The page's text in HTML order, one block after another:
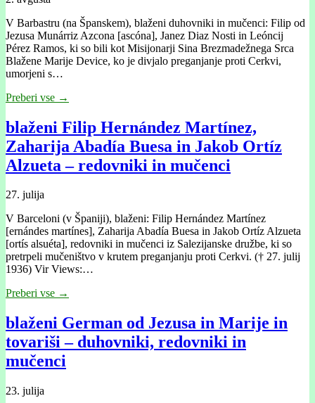
V Barbastru (na Španskem), blaženi duhovniki in mučenci: Filip od
Jezusa Munárriz Azcona [ascóna], Janez Diaz Nosti in Leóncij
Pérez Ramos, ki so bili kot Misijonarji Sina Brezmadežnega Srca
Blažene Marije Device, ko je divjalo preganjanje proti Cerkvi,
umorjeni s…
Preberi vse →
blaženi Filip Hernández Martínez,
Zaharija Abadía Buesa in Jakob Ortíz
Alzueta – redovniki in mučenci
27. julija
V Barceloni (v Španiji), blaženi: Filip Hernández Martínez
[ernándes martínes], Zaharija Abadía Buesa in Jakob Ortíz Alzueta
[ortís alsuéta], redovniki in mučenci iz Salezijanske družbe, ki so
pretrpeli mučeništvo v krutem preganjanju proti Cerkvi. († 27. julij
1936) Vir Views:…
Preberi vse →
blaženi German od Jezusa in Marije in
tovariši – duhovniki, redovniki in
mučenci
23. julija